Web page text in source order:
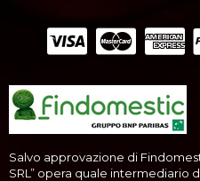
Salvo approvazione di
SRL” opera quale intermediario